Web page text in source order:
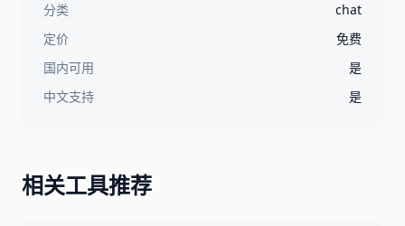
分类
chat
定价
免费
国内可用
是
中文支持
是
相关工具推荐